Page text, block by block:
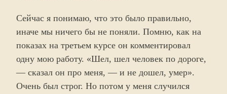
Сейчас я понимаю, что это было правильно,
иначе мы ничего бы не поняли. Помню, как на
показах на третьем курсе он комментировал
одну мою работу. «Шел, шел человек по дороге,
— сказал он про меня, — и не дошел, умер».
Очень был строг. Но потом у меня случился